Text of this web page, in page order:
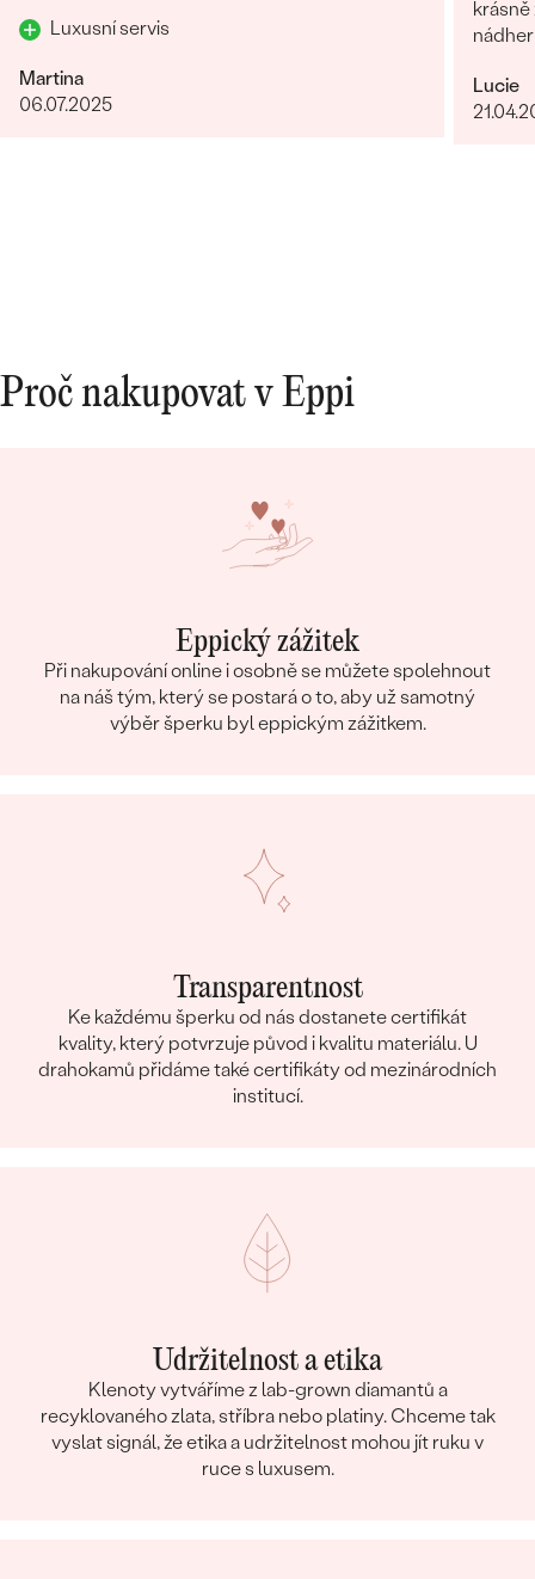
Luxusní servis
Martina
06.07.2025
krásně
Lucie
Proč nakupovat v Eppi
Eppický zážitek
Při nakupování online i osobně se můžete spolehnout
na náš tým, který se postará o to, aby už samotný
výběr šperku byl eppickým zážitkem.
Transparentnost
Ke každému šperku od nás dostanete certifikát
kvality, který potvrzuje původ i kvalitu materiálu. U
drahokamů přidáme také certifikáty od mezinárodních
institucí.
Udržitelnost a etika
Klenoty vytváříme z lab-grown diamantů a
recyklovaného zlata, stříbra nebo platiny. Chceme tak
vyslat signál, že etika a udržitelnost mohou jít ruku v
ruce s luxusem.